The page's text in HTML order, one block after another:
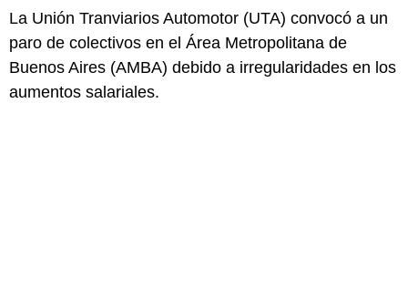
La Unión Tranviarios Automotor (UTA) convocó a un
paro de colectivos en el Área Metropolitana de
Buenos Aires (AMBA) debido a irregularidades en los
aumentos salariales.